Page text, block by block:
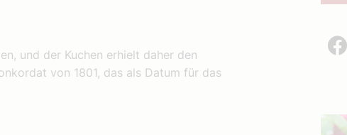
und der Kuchen erhielt daher den
von 1801, das als Datum für das